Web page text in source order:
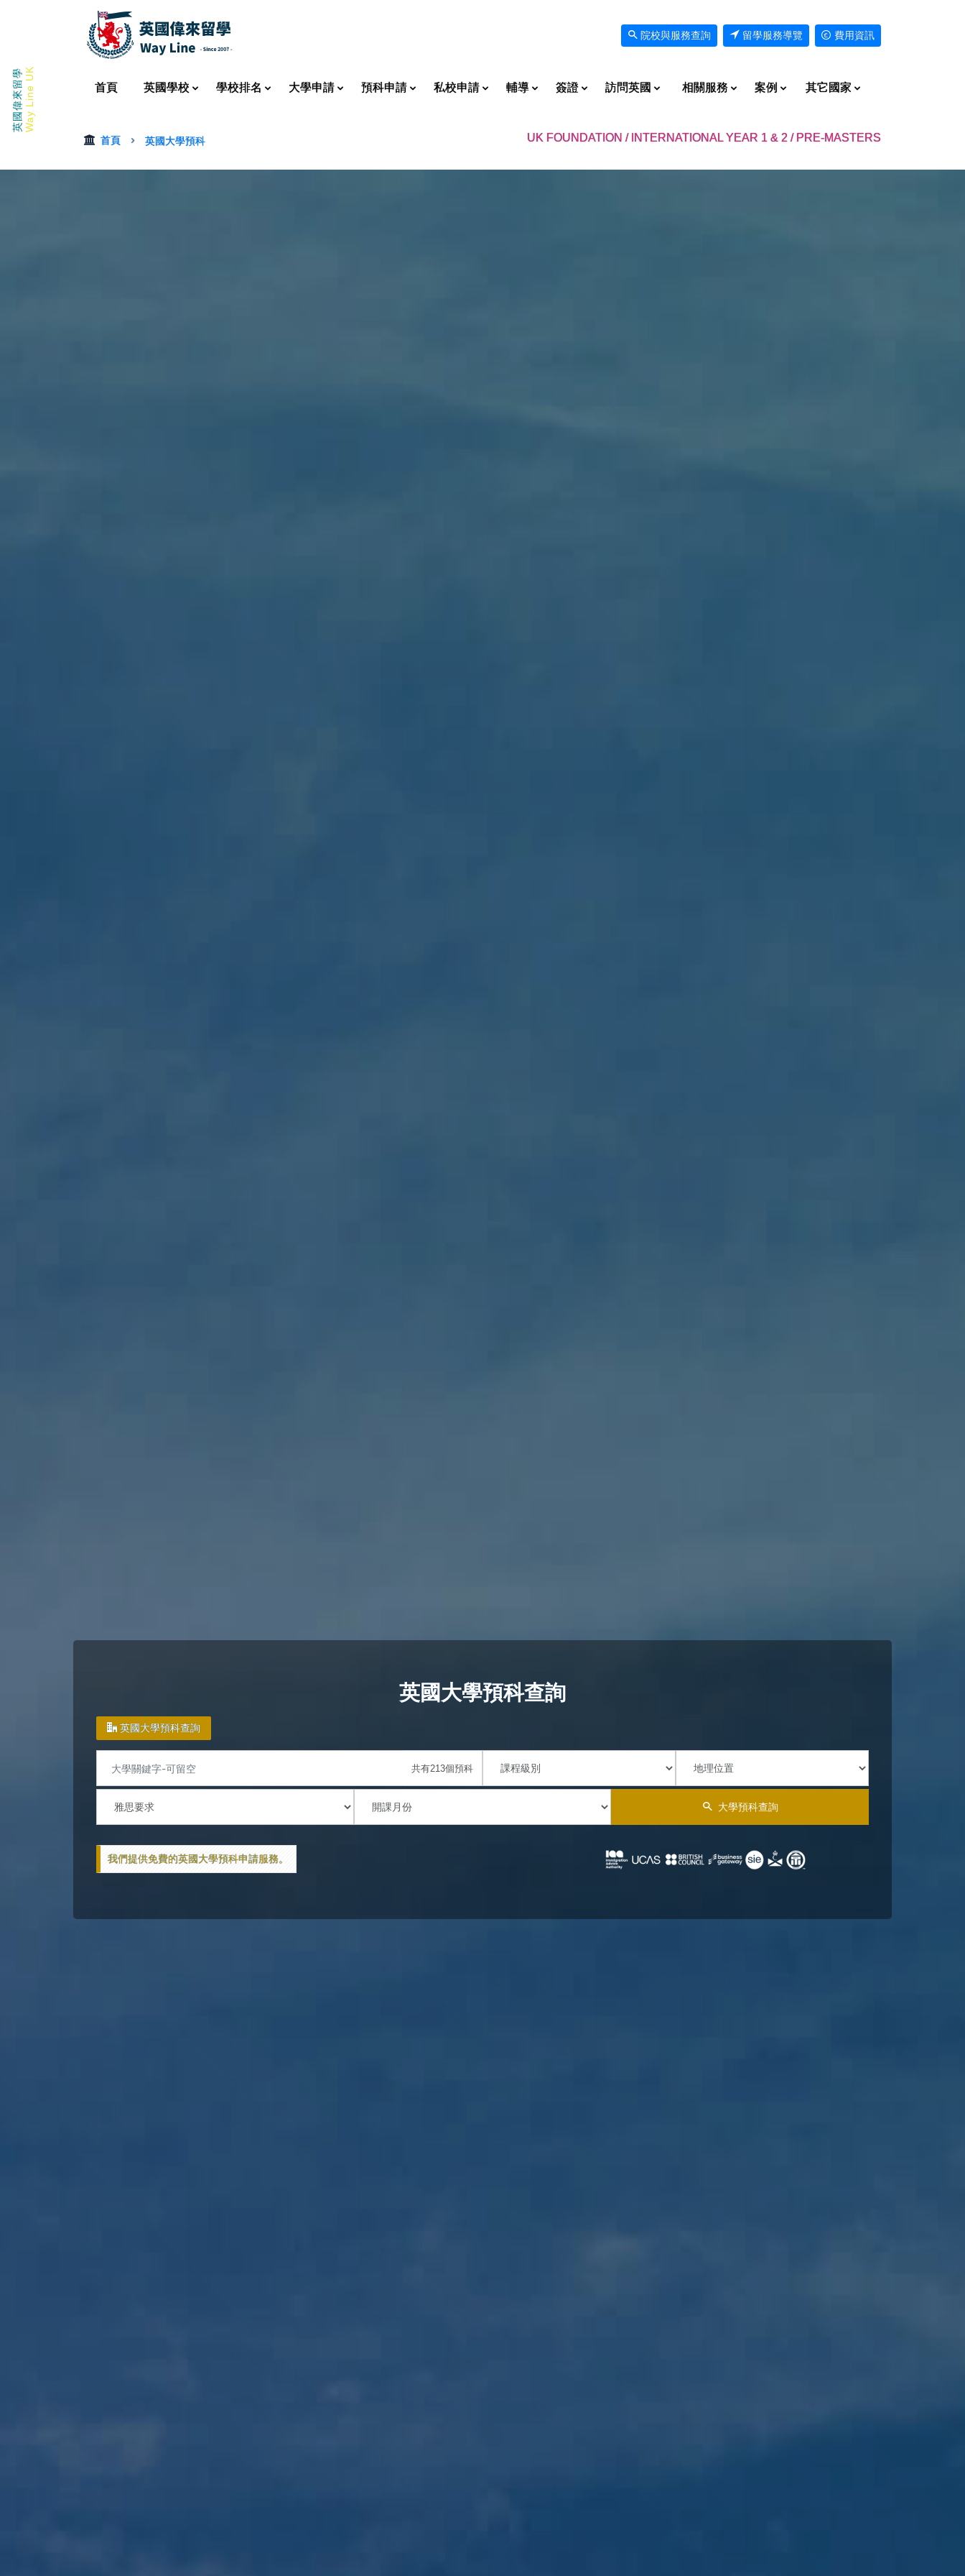
院校與服務查詢 留學服務導覽 費用資訊
首頁 英國學校 學校排名 大學申請 預科申請 私校申請 輔導 簽證 訪問英國 相關服務 案例 其它國家
英國偉來留學Way Line UK
首頁 英國大學預科 UK FOUNDATION / INTERNATIONAL YEAR 1 & 2 / PRE-MASTERS
英國大學預科查詢
英國大學預科查詢
共有213個預科
大學預科查詢
我們提供免費的英國大學預科申請服務。